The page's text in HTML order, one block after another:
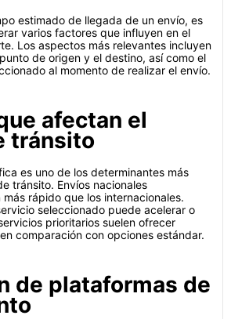
estimado de llegada de un envío, es
varios factores que influyen en el
Los aspectos más relevantes incluyen
de origen y el destino, así como el
al momento de realizar el envío.
afectan el
tránsito
es uno de los determinantes más
tránsito. Envíos nacionales
rápido que los internacionales.
seleccionado puede acelerar o
prioritarios suelen ofrecer
comparación con opciones estándar.
de plataformas de